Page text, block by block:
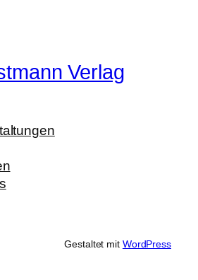
Verlag
Gestaltet mit WordPress